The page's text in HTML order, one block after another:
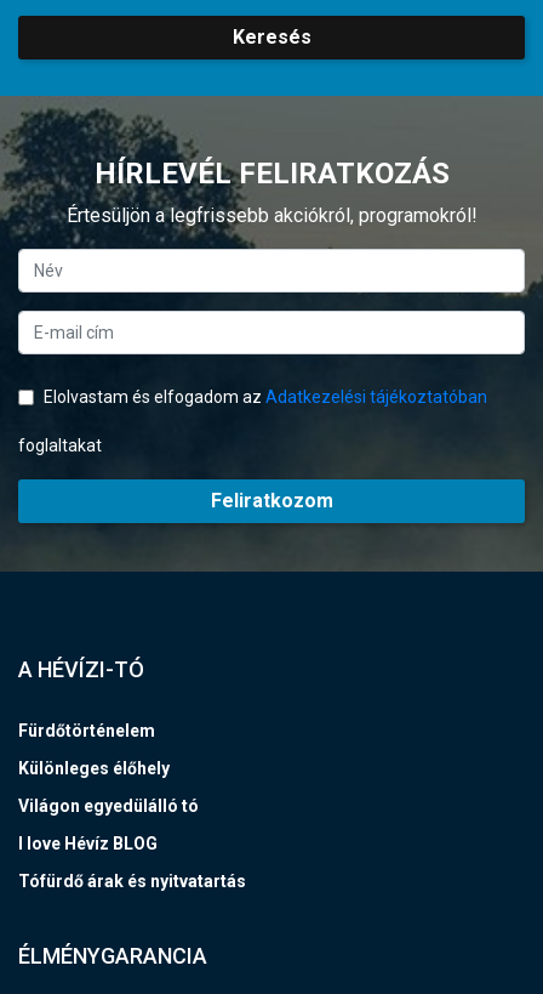
Keresés
HÍRLEVÉL FELIRATKOZÁS
Értesüljön a legfrissebb akciókról, programokról!
Elolvastam és elfogadom az Adatkezelési tájékoztatóban
foglaltakat
Feliratkozom
A HÉVÍZI-TÓ
Fürdőtörténelem
Különleges élőhely
Világon egyedülálló tó
I love Hévíz BLOG
Tófürdő árak és nyitvatartás
ÉLMÉNYGARANCIA